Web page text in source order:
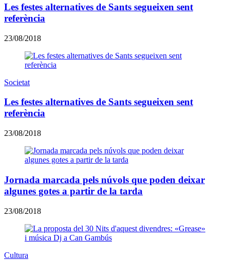
Les festes alternatives de Sants segueixen sent
referència
23/08/2018
Societat
Les festes alternatives de Sants segueixen sent
referència
23/08/2018
Jornada marcada pels núvols que poden deixar
algunes gotes a partir de la tarda
23/08/2018
Cultura